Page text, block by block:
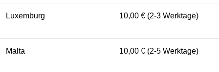
Luxemburg 10,00 € (2-3 Werktage)
Malta 10,00 € (2-5 Werktage)